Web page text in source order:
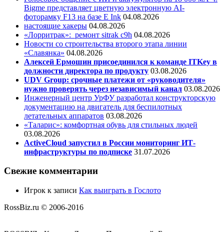
Bigme представляет цветную электронную AI-
фоторамку F13 на базе E Ink 04.08.2026
настоящие хакеры 04.08.2026
«Лорритрак»: ремонт sitrak c9h 04.08.2026
Новости со строительства второго этапа линии
«Славянка» 04.08.2026
Алексей Ермошин присоединился к команде ITKey в
должности директора по продукту 03.08.2026
UDV Group: срочные платежи от «руководителя»
нужно проверять через независимый канал 03.08.2026
Инженерный центр УрФУ разработал конструкторскую
документацию на двигатель для беспилотных
летательных аппаратов 03.08.2026
«Таларис»: комфортная обувь для стильных людей
03.08.2026
ActiveCloud запустил в России мониторинг ИТ-
инфраструктуры по подписке 31.07.2026
Свежие комментарии
Игрок к записи Как выиграть в Гослото
RossBiz.ru © 2006-2016